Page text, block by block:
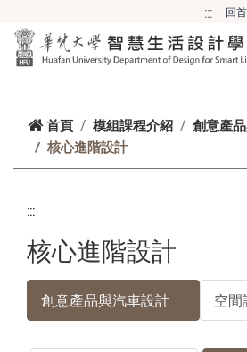
::: 回
首頁 模組課程介紹
創意產
核心進階設計
:::
核心進階設計
創意產品與汽車設計 空間